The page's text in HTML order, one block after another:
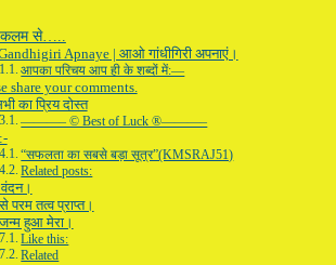
कलम से…..
Apnaye | आओ गांधीगिरी अपनाएं।
आपका परिचय आप ही के शब्दों में:—
share your comments.
का प्रिय दोस्त
———– © Best of Luck ®———–
“सफलता का सबसे बड़ा सूत्र”(KMSRAJ51)
Related posts:
वंदन।
परम तत्व प्राप्त।
हुआ मेरा।
Like this:
Related